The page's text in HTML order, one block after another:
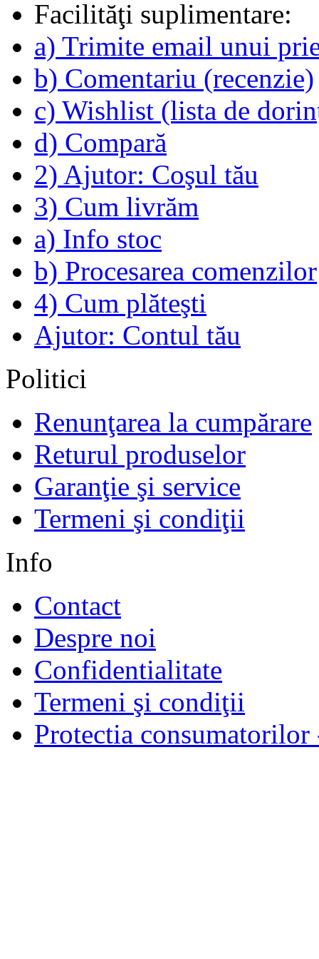
Facilităţi suplimentare:
a) Trimite email unui
b) Comentariu (recenzie)
c) Wishlist (lista de
d) Compară
2) Ajutor: Coşul tău
3) Cum livrăm
a) Info stoc
b) Procesarea comenzilor
4) Cum plăteşti
Ajutor: Contul tău
Politici
Renunţarea la cumpărare
Returul produselor
Garanţie şi service
Termeni şi condiţii
Info
Contact
Despre noi
Confidentialitate
Termeni şi condiţii
Protectia